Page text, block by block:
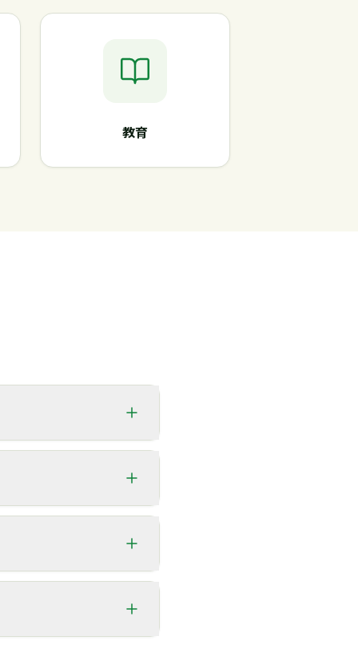
教育